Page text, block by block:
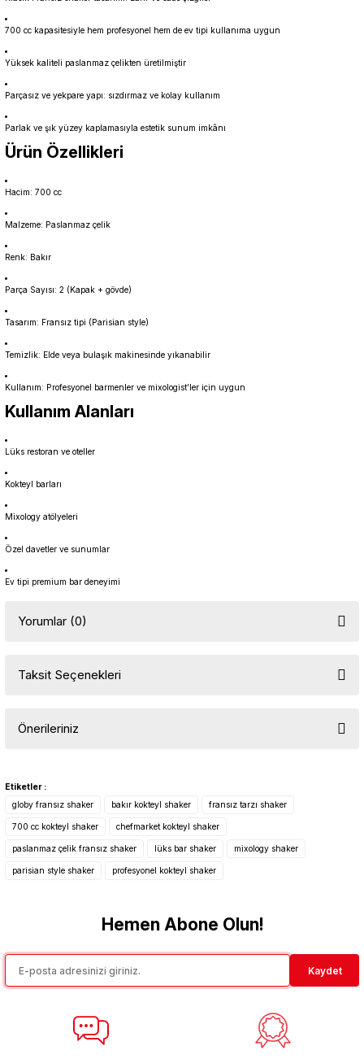
700 cc kapasitesiyle hem profesyonel hem de ev tipi kullanıma uygun
Yüksek kaliteli paslanmaz çelikten üretilmiştir
Parçasız ve yekpare yapı: sızdırmaz ve kolay kullanım
Parlak ve şık yüzey kaplamasıyla estetik sunum imkânı
Ürün Özellikleri
Hacim: 700 cc
Malzeme: Paslanmaz çelik
Renk: Bakır
Parça Sayısı: 2 (Kapak + gövde)
Tasarım: Fransız tipi (Parisian style)
Temizlik: Elde veya bulaşık makinesinde yıkanabilir
Kullanım: Profesyonel barmenler ve mixologist’ler için uygun
Kullanım Alanları
Lüks restoran ve oteller
Kokteyl barları
Mixology atölyeleri
Özel davetler ve sunumlar
Ev tipi premium bar deneyimi
Yorumlar (0)
Taksit Seçenekleri
Önerileriniz
konularda yetersiz gördüğünüz noktaları öneri formunu kullanarak
Görüş ve önerileriniz için teşekkür ederiz.
Ürün resmi kalitesiz, bozuk veya görüntülenemiyor.
Ürün açıklamasında eksik bilgiler bulunuyor.
Ürün fiyatı diğer sitelerden daha pahalı.
Etiketler :
globy fransız shaker
bakır kokteyl shaker fransız tarzı shaker
700 cc kokteyl shaker chefmarket kokteyl shaker
paslanmaz çelik fransız shaker lüks bar shaker mixology shaker
parisian style shaker profesyonel kokteyl shaker
Hemen Abone Olun!
Kaydet